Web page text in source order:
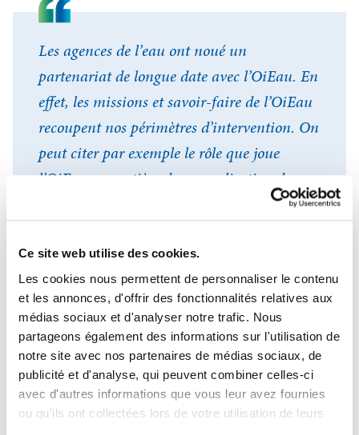
Ce site web utilise des cookies.
Les cookies nous permettent de personnaliser le contenu
et les annonces, d'offrir des fonctionnalités relatives aux
médias sociaux et d'analyser notre trafic. Nous
partageons également des informations sur l'utilisation de
notre site avec nos partenaires de médias sociaux, de
publicité et d'analyse, qui peuvent combiner celles-ci
avec d'autres informations que vous leur avez fournies
ou qu'ils ont collectées lors de votre utilisation de leurs
Les agences de l’eau ont noué un
partenariat de longue date avec l’OiEau. En
effet, les missions et savoir-faire de l’OiEau
recoupent nos périmètres d’intervention. On
peut citer par exemple le rôle que joue
l’OiEau en matière de normalisation des
son activité de formation auprès des acteurs
du secteur de l’eau au sein de nos bassins
hydrographiques, ou encore son implication
internationale dans le
développement de la gestion intégrée des
ressources en eau.
Se connecter
J'ai déjà un compte
Adresse email *